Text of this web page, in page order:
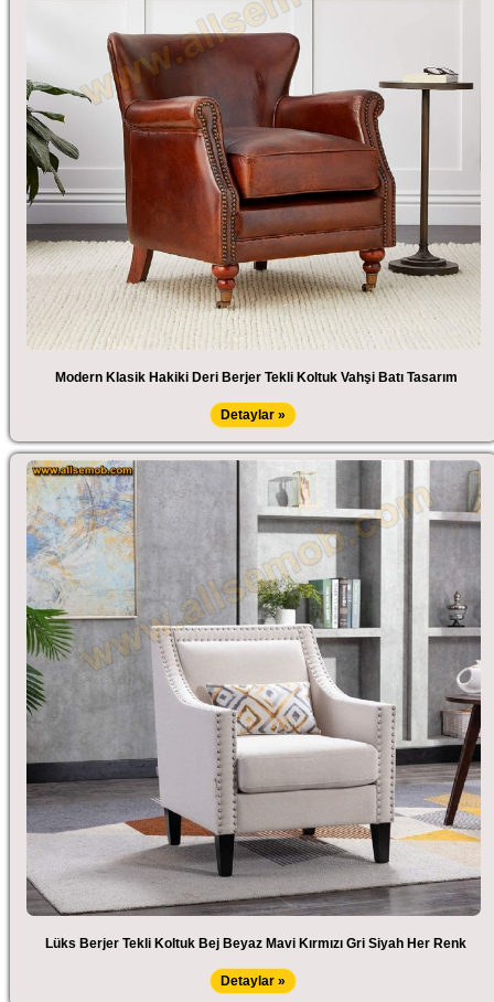
Modern Klasik Hakiki Deri Berjer Tekli Koltuk Vahşi Batı Tasarım
Detaylar »
Lüks Berjer Tekli Koltuk Bej Beyaz Mavi Kırmızı Gri Siyah Her Renk
Detaylar »